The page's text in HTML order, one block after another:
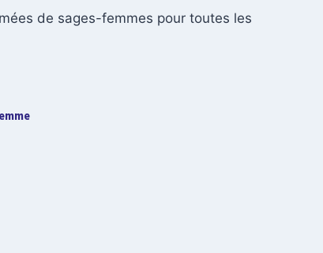
de sages-femmes pour toutes les